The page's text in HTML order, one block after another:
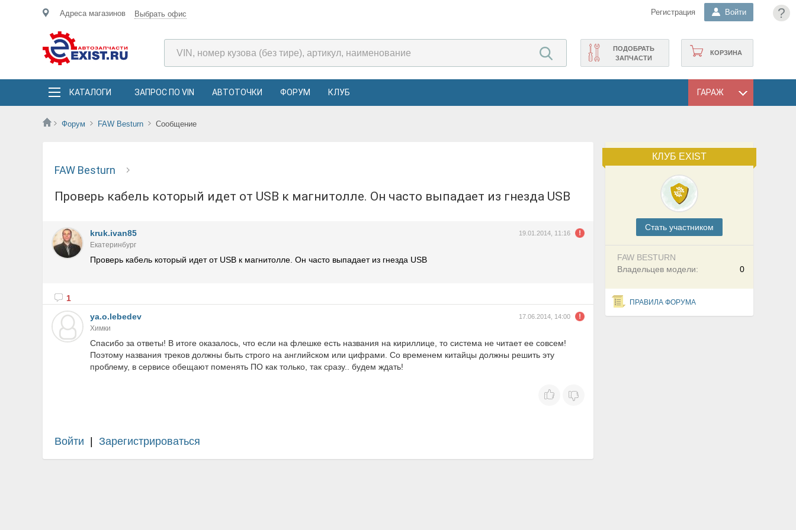
?
Адреса магазинов Выбрать офис Регистрация Войти
КОРЗИНА
ПОДОБРАТЬ
ЗАПЧАСТИ
КАТАЛОГИ ЗАПРОС ПО VIN АВТОТОЧКИ ФОРУМ КЛУБ ГАРАЖ
Форум FAW Besturn Сообщение
КЛУБ EXIST
Cтать участником
FAW BESTURN
0
Владельцев модели:
ПРАВИЛА ФОРУМА
FAW Besturn
Проверь кабель который идет от USB к магнитолле. Он часто выпадает из гнезда USB
kruk.ivan85 19.01.2014, 11:16
Екатеринбург
Проверь кабель который идет от USB к магнитолле. Он часто выпадает из гнезда USB
1
ya.o.lebedev
17.06.2014, 14:00
Химки
Спасибо за ответы! В итоге оказалось, что если на флешке есть названия на кириллице, то система не читает ее совсем!
Поэтому названия треков должны быть строго на английском или цифрами. Со временем китайцы должны решить эту
проблему, в сервисе обещают поменять ПО как только, так сразу.. будем ждать!
Войти Зарегистрироваться